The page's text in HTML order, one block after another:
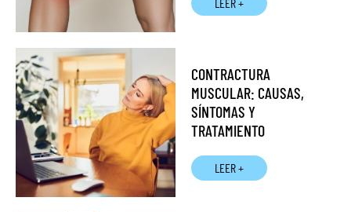
CONTRACTURA
MUSCULAR: CAUSAS,
SÍNTOMAS Y
TRATAMIENTO
LEER +